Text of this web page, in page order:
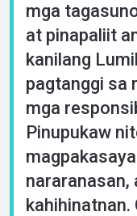
mga
at pinapaliit
kanilang
pagtanggi sa
mga
Pinupukaw
nararanasan,
kahihinatnan.